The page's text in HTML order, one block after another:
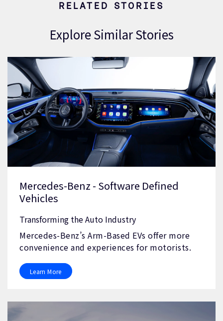
RELATED STORIES
Explore Similar Stories
Mercedes-Benz - Software Defined
Vehicles
Transforming the Auto Industry
Mercedes-Benz’s Arm-Based EVs offer more
convenience and experiences for motorists.
Learn More